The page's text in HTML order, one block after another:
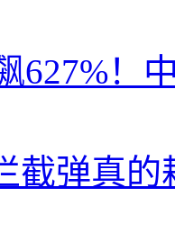
627%！
截弹真